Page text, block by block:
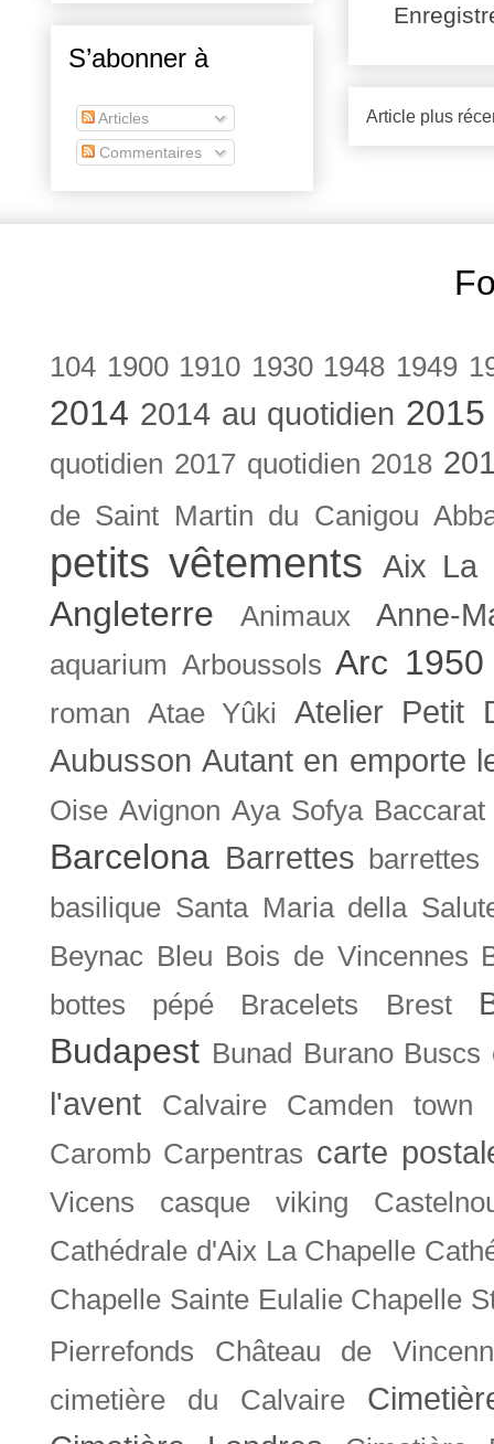
Article plus
S’abonner à
Articles
Commentaires
104 1900 1910 1930 1948 1949
2014 2014 au quotidien
quotidien 2017 quotidien 2018
de Saint Martin du Canigou
petits vêtements Aix La
Angleterre Animaux Anne-
aquarium Arboussols Arc 1950
roman Atae Yûki
Atelier Petit
Aubusson Autant en emporte
Oise Avignon Aya Sofya Baccarat
Barcelona Barrettes barrettes
basilique Santa Maria della
Beynac Bleu Bois de Vincennes
bottes pépé
Bracelets Brest
Budapest Bunad Burano Buscs
l'avent Calvaire Camden town
Caromb Carpentras carte
Vicens casque viking
Cathédrale d'Aix La Chapelle
Chapelle Sainte Eulalie Chapelle
Pierrefonds
Château de
cimetière du Calvaire